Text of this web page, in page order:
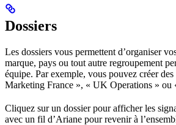
Dossiers
Les dossiers vous permettent d’organiser
marque, pays ou tout autre regroupement
équipe. Par exemple, vous pouvez créer des
Marketing France », « UK Operations » ou
Cliquez sur un dossier pour afficher les
avec un fil d’Ariane pour revenir à